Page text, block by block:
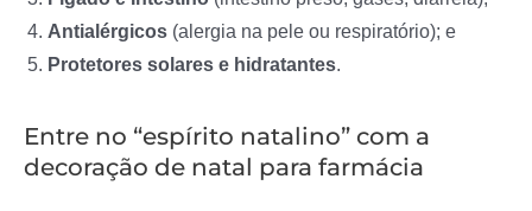
Antialérgicos (alergia na pele ou respiratório); e
Protetores solares e hidratantes
Entre no “espírito natalino” com a
decoração de natal para farmácia